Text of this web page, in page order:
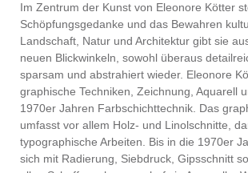
Im Zentrum der Kunst von Eleonore Kötter
Schöpfungsgedanke und das Bewahren
Landschaft, Natur und Architektur gibt sie
neuen Blickwinkeln, sowohl überaus
sparsam und abstrahiert wieder. Eleonore
graphische Techniken, Zeichnung, Aquarell
1970er Jahren Farbschichttechnik. Das
umfasst vor allem Holz- und Linolschnitte,
typographische Arbeiten. Bis in die 1970er
sich mit Radierung, Siebdruck, Gipsschnitt